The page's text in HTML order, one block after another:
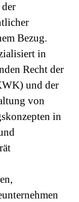
Bezug.
in
Recht der
und der
von
in